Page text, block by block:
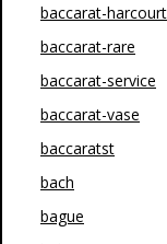
baccarat-harcourt
baccarat-rare
baccarat-service
baccarat-vase
baccaratst
bach
bague